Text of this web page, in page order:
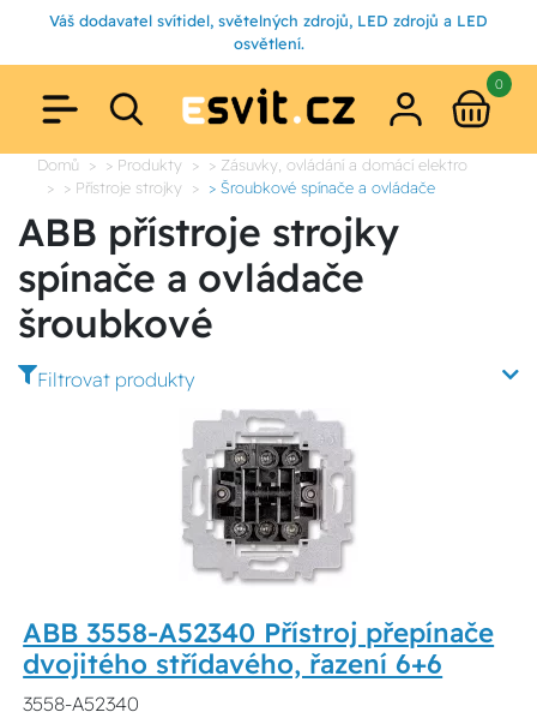
Váš dodavatel svítidel, světelných zdrojů, LED zdrojů a LED
osvětlení.
0
Domů > Produkty
> Zásuvky, ovládání a domácí elektro
> Přístroje strojky
> Šroubkové spínače a ovládače
ABB přístroje strojky
spínače a ovládače
šroubkové
Filtrovat produkty
ABB 3558-A52340 Přístroj přepínače
dvojitého střídavého, řazení 6+6
3558-A52340